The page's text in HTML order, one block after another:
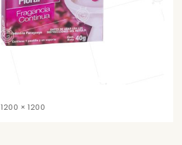
Full
1200 × 1200